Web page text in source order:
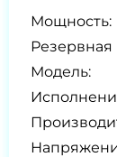
Мощность:
Модель: